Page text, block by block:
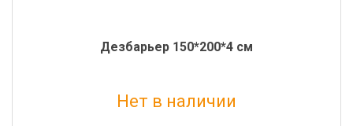
Дезбарьер 150*200*4 см
Нет в наличии